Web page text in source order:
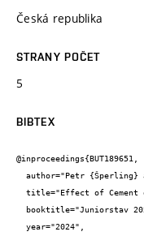
Česká republika
STRANY POČET
5
BIBTEX
@inproceedings{BUT189651,